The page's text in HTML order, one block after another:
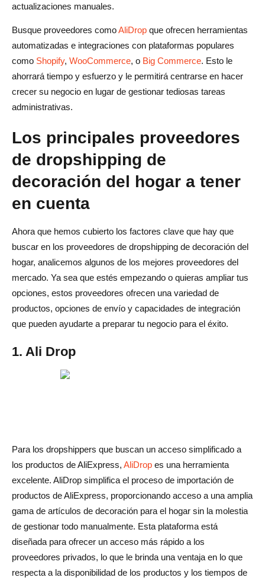
actualizaciones manuales.
Busque proveedores comoAliDrop que ofrecen herramientas
automatizadas e integraciones con plataformas populares
como Shopify, WooCommerce, o Big Commerce. Esto le
ahorrará tiempo y esfuerzo y le permitirá centrarse en hacer
crecer su negocio en lugar de gestionar tediosas tareas
administrativas.
Los principales proveedores
de dropshipping de
decoración del hogar a tener
en cuenta
Ahora que hemos cubierto los factores clave que hay que
buscar en los proveedores de dropshipping de decoración del
hogar, analicemos algunos de los mejores proveedores del
mercado. Ya sea que estés empezando o quieras ampliar tus
opciones, estos proveedores ofrecen una variedad de
productos, opciones de envío y capacidades de integración
que pueden ayudarte a preparar tu negocio para el éxito.
1. Ali Drop
Para los dropshippers que buscan un acceso simplificado a
los productos de AliExpress, AliDrop es una herramienta
excelente. AliDrop simplifica el proceso de importación de
productos de AliExpress, proporcionando acceso a una amplia
gama de artículos de decoración para el hogar sin la molestia
de gestionar todo manualmente. Esta plataforma está
diseñada para ofrecer un acceso más rápido a los
proveedores privados, lo que le brinda una ventaja en lo que
respecta a la disponibilidad de los productos y los tiempos de